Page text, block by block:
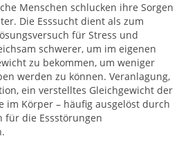
Menschen schlucken ihre Sorgen
Die Esssucht dient als zum
für Stress und
schwerer, um im eigenen
zu bekommen, um weniger
werden zu können. Veranlagung,
ein verstelltes Gleichgewicht der
im Körper – häufig ausgelöst durch
für die Essstörungen